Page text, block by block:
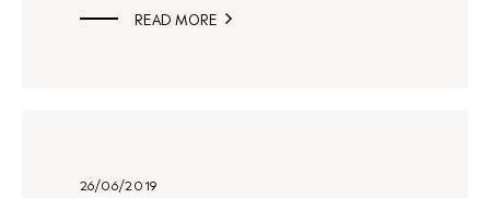
READ MORE 
26/06/2019